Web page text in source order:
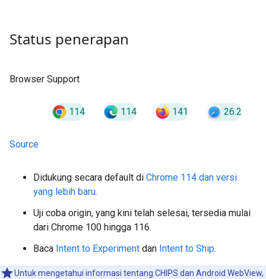
Status penerapan
Browser Support
114 114 141 26.2
Source
Didukung secara default di Chrome 114 dan versi
yang lebih baru.
Uji coba origin, yang kini telah selesai, tersedia mulai
dari Chrome 100 hingga 116.
Baca Intent to Experiment dan Intent to Ship.
Untuk mengetahui informasi tentang CHIPS dan Android WebView,